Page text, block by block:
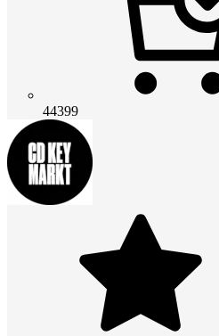
44399